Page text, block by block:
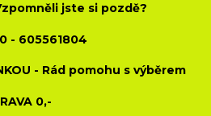
jste si pozdě?
- 605561804
- Rád pomohu s výběrem
0,-